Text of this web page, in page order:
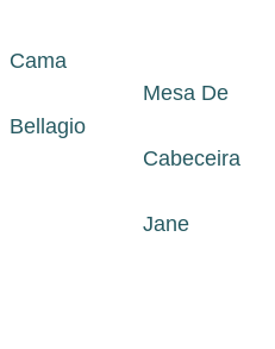
Cama
Bellagio
Mesa De
Cabeceira
Jane